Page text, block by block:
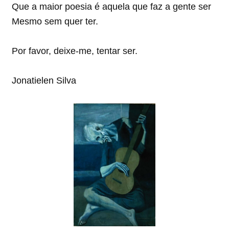
Que a maior poesia é aquela que faz a gente ser
Mesmo sem quer ter.
Por favor, deixe-me, tentar ser.
Jonatielen Silva